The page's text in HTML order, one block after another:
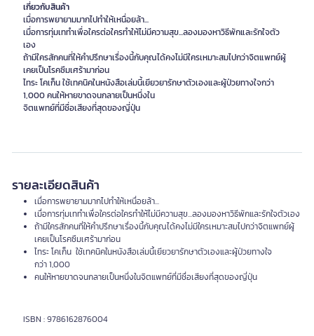
เกี่ยวกับสินค้า
เมื่อการพยายามมากไปทำให้เหนื่อยล้า...
เมื่อการทุ่มเททำเพื่อใครต่อใครทำให้ไม่มีความสุข...ลองมองหาวิธีพักและรักใจตัว
เอง
ถ้ามีใครสักคนที่ให้คำปรึกษาเรื่องนี้กับคุณได้คงไม่มีใครเหมาะสมไปกว่าจิตแพทย์ผู้
เคยเป็นโรคซึมเศร้ามาก่อน
ไทระ โคเก็น ใช้เทคนิคในหนังสือเล่มนี้เยียวยารักษาตัวเองและผู้ป่วยทางใจกว่า
1,000 คนให้หายขาดจนกลายเป็นหนึ่งใน
จิตแพทย์ที่มีชื่อเสียงที่สุดของญี่ปุ่น
รายละเอียดสินค้า
เมื่อการพยายามมากไปทำให้เหนื่อยล้า...
เมื่อการทุ่มเททำเพื่อใครต่อใครทำให้ไม่มีความสุข...ลองมองหาวิธีพักและรักใจตัวเอง
ถ้ามีใครสักคนที่ให้คำปรึกษาเรื่องนี้กับคุณได้คงไม่มีใครเหมาะสมไปกว่าจิตแพทย์ผู้
เคยเป็นโรคซึมเศร้ามาก่อน
ไทระ โคเก็น ใช้เทคนิคในหนังสือเล่มนี้เยียวยารักษาตัวเองและผู้ป่วยทางใจ
กว่า 1,000
คนให้หายขาดจนกลายเป็นหนึ่งในจิตแพทย์ที่มีชื่อเสียงที่สุดของญี่ปุ่น
ISBN : 9786162876004